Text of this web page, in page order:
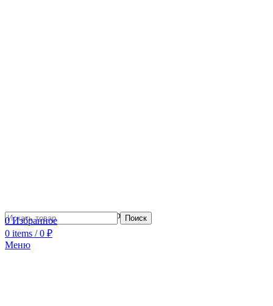
Сотрудничество с дизайнерамиПоиск
0Избранное
0 items / 0 ₽
Меню